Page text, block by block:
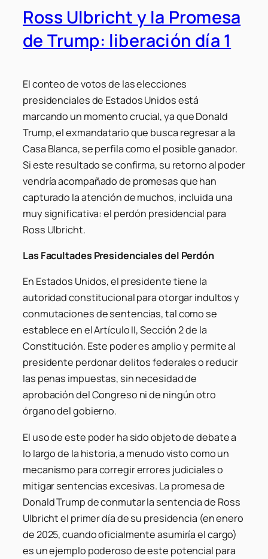
Ross Ulbricht y la Promesa
de Trump: liberación día 1
El conteo de votos de las elecciones
presidenciales de Estados Unidos está
marcando un momento crucial, ya que Donald
Trump, el exmandatario que busca regresar a la
Casa Blanca, se perfila como el posible ganador.
Si este resultado se confirma, su retorno al poder
vendría acompañado de promesas que han
capturado la atención de muchos, incluida una
muy significativa: el perdón presidencial para
Ross Ulbricht.
Las Facultades Presidenciales del Perdón
En Estados Unidos, el presidente tiene la
autoridad constitucional para otorgar indultos y
conmutaciones de sentencias, tal como se
establece en el Artículo II, Sección 2 de la
Constitución. Este poder es amplio y permite al
presidente perdonar delitos federales o reducir
las penas impuestas, sin necesidad de
aprobación del Congreso ni de ningún otro
órgano del gobierno.
El uso de este poder ha sido objeto de debate a
lo largo de la historia, a menudo visto como un
mecanismo para corregir errores judiciales o
mitigar sentencias excesivas. La promesa de
Donald Trump de conmutar la sentencia de Ross
Ulbricht el primer día de su presidencia (en enero
de 2025, cuando oficialmente asumiría el cargo)
es un ejemplo poderoso de este potencial para